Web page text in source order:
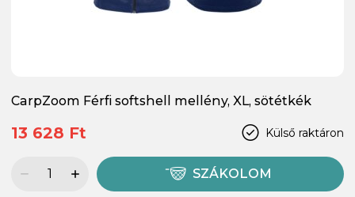
CarpZoom Férfi softshell mellény, XL, sötétkék
Külső raktáron
13 628 Ft
SZÁKOLOM